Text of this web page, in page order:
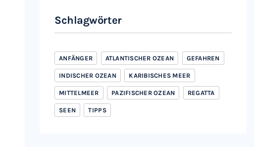
Schlagwörter
ANFÄNGER ATLANTISCHER OZEAN GEFAHREN
INDISCHER OZEAN KARIBISCHES MEER
MITTELMEER PAZIFISCHER OZEAN REGATTA
SEEN TIPPS